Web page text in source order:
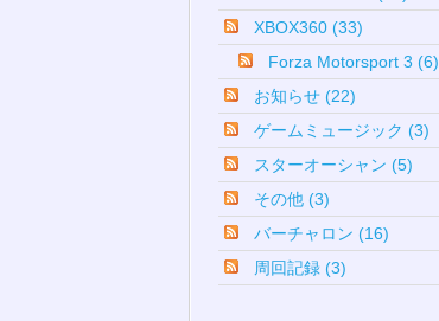
XBOX360 (33)
Forza Motorsport 3 (6)
お知らせ (22)
ゲームミュージック (3)
スターオーシャン (5)
その他 (3)
バーチャロン (16)
周回記録 (3)